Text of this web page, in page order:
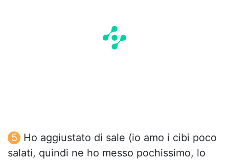
Ho aggiustato di sale (io amo i cibi poco
salati, quindi ne ho messo pochissimo, lo